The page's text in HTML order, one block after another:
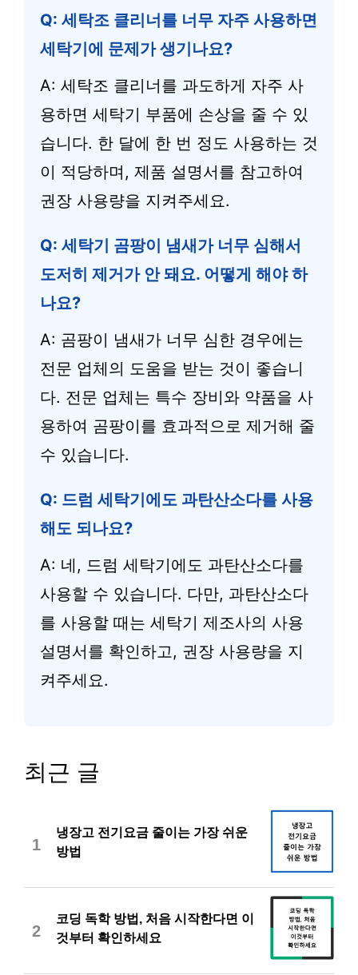
Q: 세탁조 클리너를 너무 자주 사용하면
세탁기에 문제가 생기나요?
A: 세탁조 클리너를 과도하게 자주 사
용하면 세탁기 부품에 손상을 줄 수 있
습니다. 한 달에 한 번 정도 사용하는 것
이 적당하며, 제품 설명서를 참고하여
권장 사용량을 지켜주세요.
Q: 세탁기 곰팡이 냄새가 너무 심해서
도저히 제거가 안 돼요. 어떻게 해야 하
나요?
A: 곰팡이 냄새가 너무 심한 경우에는
전문 업체의 도움을 받는 것이 좋습니
다. 전문 업체는 특수 장비와 약품을 사
용하여 곰팡이를 효과적으로 제거해 줄
수 있습니다.
Q: 드럼 세탁기에도 과탄산소다를 사용
해도 되나요?
A: 네, 드럼 세탁기에도 과탄산소다를
사용할 수 있습니다. 다만, 과탄산소다
를 사용할 때는 세탁기 제조사의 사용
설명서를 확인하고, 권장 사용량을 지
켜주세요.
최근 글
1
냉장고 전기요금 줄이는 가장 쉬운
방법
2
코딩 독학 방법, 처음 시작한다면 이
것부터 확인하세요